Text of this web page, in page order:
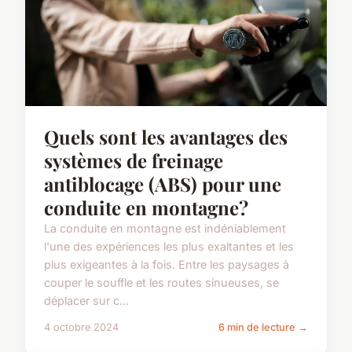
Quels sont les avantages des
systèmes de freinage
antiblocage (ABS) pour une
conduite en montagne?
La conduite en montagne est indéniablement
l'une des expériences les plus exaltantes et les
plus exigeantes à la fois. Entre les paysages à
couper le souffle et les routes sinueuses, se
déplacer sur c...
4 octobre 2024 6 min de lecture →